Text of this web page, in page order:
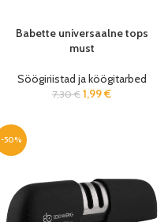
Babette universaalne tops
must
Söögiriistad ja köögitarbed
7,30€ 1,99€
-50%